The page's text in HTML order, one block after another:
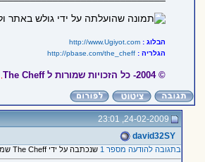
הבלוג : http://www.Ugiyot.com
הגלריה : http://pbase.com/the_cheff
© 2004- כל הזכויות שמורות ל The Cheff
24-02-2009, 23:01
david32SY
בתגובה להודעה מספר 1
שנכתבה על ידי The Cheff שמתחילה ב "משפחת אדמס !"